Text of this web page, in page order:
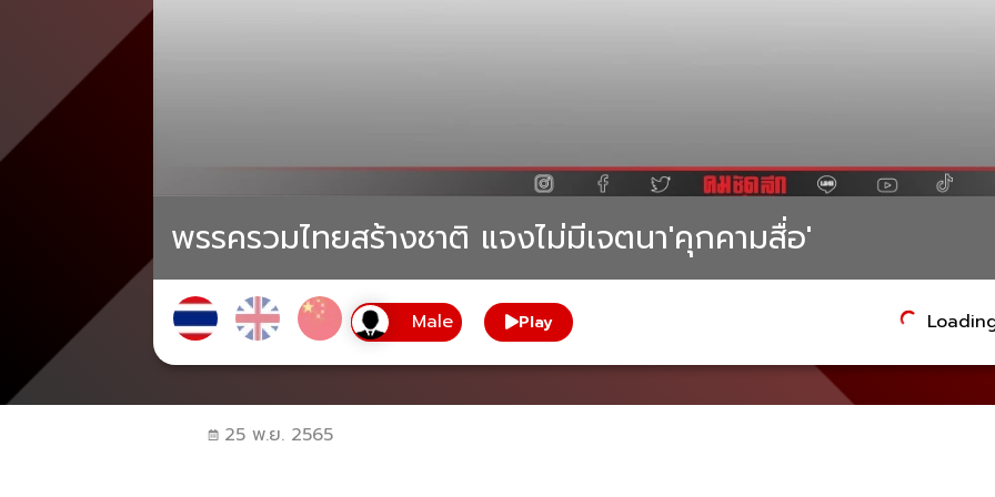
พรรครวมไทยสร้างชาติ แจงไม่มีเจตนา'คุกคามสื่อ'
Play
25 พ.ย. 2565